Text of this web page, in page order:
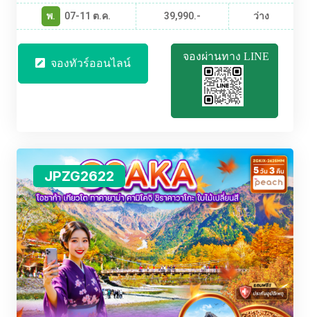
พ. 07-11 ต.ค. 39,990.- ว่าง
จองทัวร์ออนไลน์ จองผ่านทาง LINE
JPZG2622